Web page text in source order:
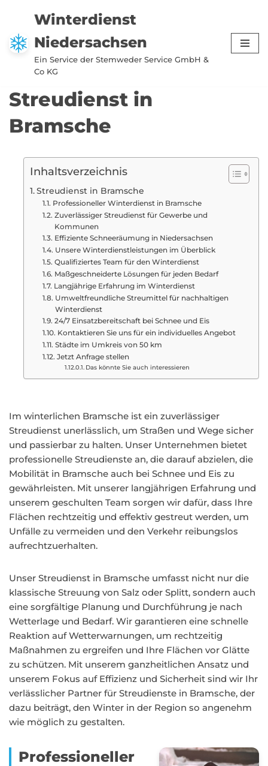
Zum
Inhalt
springen
Winterdienst
Niedersachsen
Ein Service der Stemweder Service GmbH &
Co KG
Streudienst in
Bramsche
Inhaltsverzeichnis
Streudienst in Bramsche
Professioneller Winterdienst in Bramsche
Zuverlässiger Streudienst für Gewerbe und
Kommunen
Effiziente Schneeräumung in Niedersachsen
Unsere Winterdienstleistungen im Überblick
Qualifiziertes Team für den Winterdienst
Maßgeschneiderte Lösungen für jeden Bedarf
Langjährige Erfahrung im Winterdienst
Umweltfreundliche Streumittel für nachhaltigen
Winterdienst
24/7 Einsatzbereitschaft bei Schnee und Eis
Kontaktieren Sie uns für ein individuelles Angebot
Städte im Umkreis von 50 km
Jetzt Anfrage stellen
Das könnte Sie auch interessieren
Im winterlichen Bramsche ist ein zuverlässiger
Streudienst unerlässlich, um Straßen und Wege sicher
und passierbar zu halten. Unser Unternehmen bietet
professionelle Streudienste an, die darauf abzielen, die
Mobilität in Bramsche auch bei Schnee und Eis zu
gewährleisten. Mit unserer langjährigen Erfahrung und
unserem geschulten Team sorgen wir dafür, dass Ihre
Flächen rechtzeitig und effektiv gestreut werden, um
Unfälle zu vermeiden und den Verkehr reibungslos
aufrechtzuerhalten.
Unser Streudienst in Bramsche umfasst nicht nur die
klassische Streuung von Salz oder Splitt, sondern auch
eine sorgfältige Planung und Durchführung je nach
Wetterlage und Bedarf. Wir garantieren eine schnelle
Reaktion auf Wetterwarnungen, um rechtzeitig
Maßnahmen zu ergreifen und Ihre Flächen vor Glätte
zu schützen. Mit unserem ganzheitlichen Ansatz und
unserem Fokus auf Effizienz und Sicherheit sind wir Ihr
verlässlicher Partner für Streudienste in Bramsche, der
dazu beiträgt, den Winter in der Region so angenehm
wie möglich zu gestalten.
Professioneller